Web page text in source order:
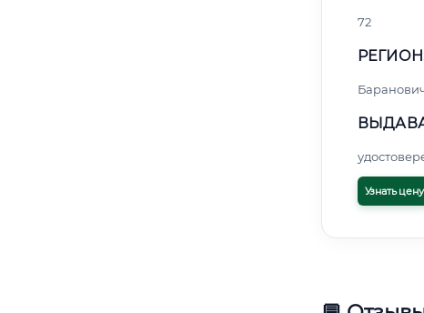
72
Узнать цену